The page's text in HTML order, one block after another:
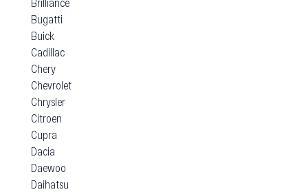
Bugatti
Buick
Cadillac
Chery
Chevrolet
Chrysler
Citroen
Cupra
Dacia
Daewoo
Daihatsu